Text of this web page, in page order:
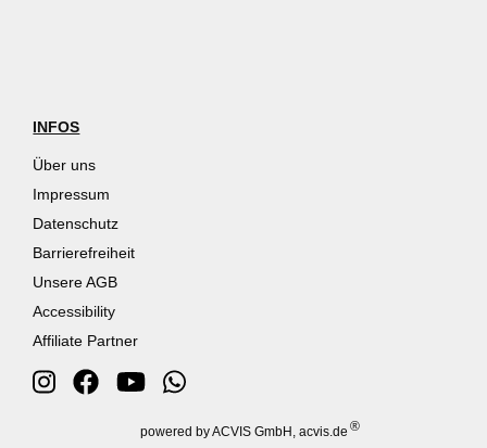
INFOS
Über uns
Impressum
Datenschutz
Barrierefreiheit
Unsere AGB
Accessibility
Affiliate Partner
powered by ACVIS GmbH, acvis.de ®